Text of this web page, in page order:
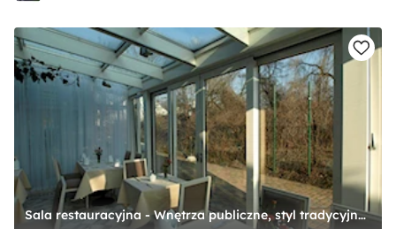
Sala restauracyjna - Wnętrza publiczne, styl tradycyjny - zdjęcie od ALPINA Ogrody zimowe ,. oranżerie, zadaszenia, szkło architektoniczne